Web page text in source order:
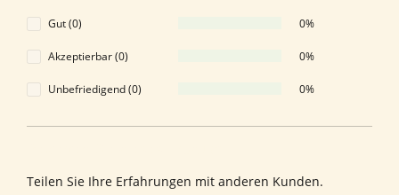
Gut (0) 0%
Akzeptierbar (0) 0%
Unbefriedigend (0) 0%
Teilen Sie Ihre Erfahrungen mit anderen Kunden.